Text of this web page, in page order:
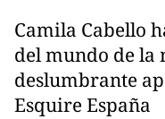
Camila Cabello
del mundo de la
deslumbrante
Esquire España